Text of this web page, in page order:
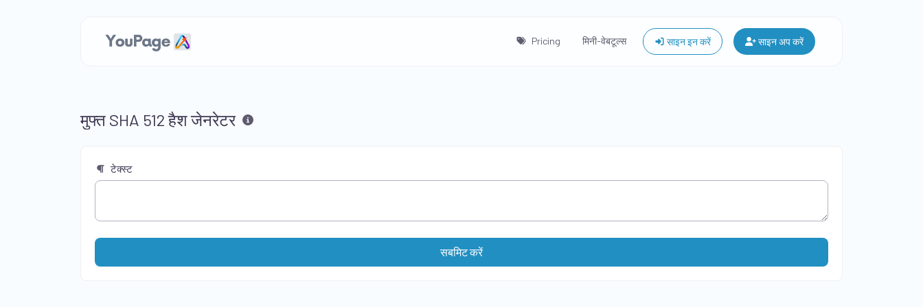
Pricing मिनी-वेबटूल्स साइन इन करें साइन अप करें
मुफ्त SHA 512 हैश जेनरेटर
टेक्स्ट
सबमिट करें